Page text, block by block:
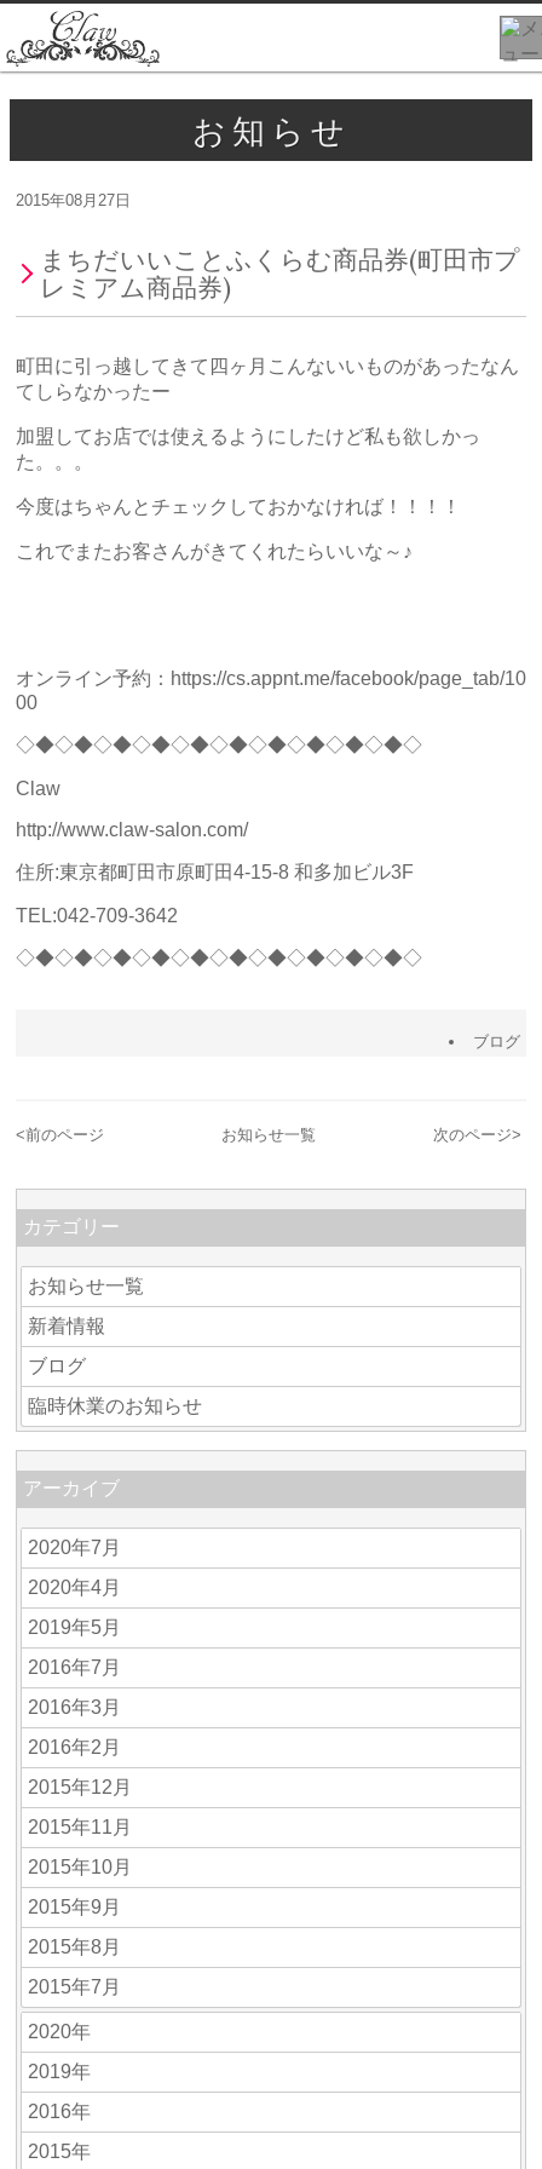
お知らせ
2015年08月27日
まちだいいことふくらむ商品券(町田市プ
レミアム商品券)
町田に引っ越してきて四ヶ月こんないいものがあったなん
てしらなかったー
加盟してお店では使えるようにしたけど私も欲しかっ
た。。。
今度はちゃんとチェックしておかなければ！！！！
これでまたお客さんがきてくれたらいいな～♪
オンライン予約：https://cs.appnt.me/facebook/page_tab/10
00
◇◆◇◆◇◆◇◆◇◆◇◆◇◆◇◆◇◆◇◆◇
Claw
http://www.claw-salon.com/
住所:東京都町田市原町田4-15-8 和多加ビル3F
TEL:042-709-3642
◇◆◇◆◇◆◇◆◇◆◇◆◇◆◇◆◇◆◇◆◇
ブログ
<前のページ お知らせ一覧 次のページ>
カテゴリー
お知らせ一覧
新着情報
ブログ
臨時休業のお知らせ
アーカイブ
2020年7月
2020年4月
2019年5月
2016年7月
2016年3月
2016年2月
2015年12月
2015年11月
2015年10月
2015年9月
2015年8月
2015年7月
2020年
2019年
2016年
2015年